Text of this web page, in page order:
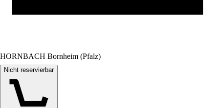
HORNBACH Bornheim (Pfalz)
Nicht reservierbar